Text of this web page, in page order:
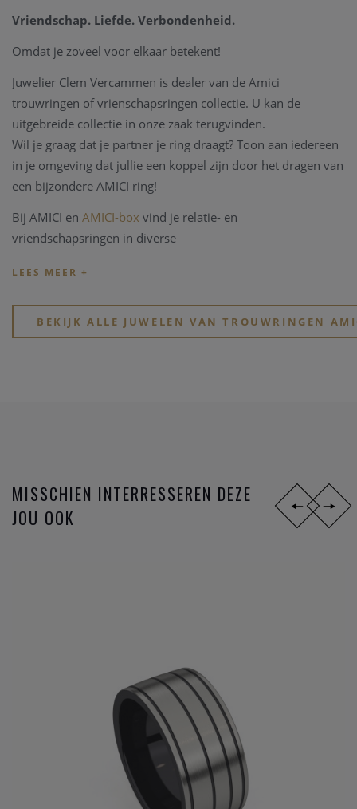
Vriendschap. Liefde. Verbondenheid.
Omdat je zoveel voor elkaar betekent!
Juwelier Clem Vercammen is dealer van de Amici
trouwringen of vrienschapsringen collectie. U kan de
uitgebreide collectie in onze zaak terugvinden.
Wil je graag dat je partner je ring draagt? Toon aan iedereen
in je omgeving dat jullie een koppel zijn door het dragen van
een bijzondere AMICI ring!
Bij AMICI en AMICI-box vind je relatie- en
vriendschapsringen in diverse
goed betaalbare hippe ringen? Of, wil je eindelijk, na zoveel
design?BEKIJK ALLE JUWELEN VAN TROUWRINGEN
MISSCHIEN INTERRESSEREN DEZE
JOU OOK